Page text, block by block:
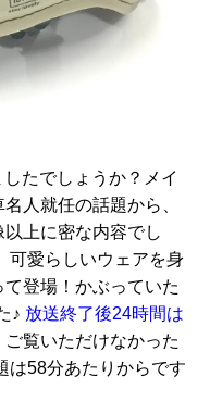
たでしょうか？メイ
人就任の話題から、
上に密な内容でし
可愛らしいウェアを身
て登場！かぶっていた
♪ 放送終了後24時間は
覧いただけなかった
58分あたりからです